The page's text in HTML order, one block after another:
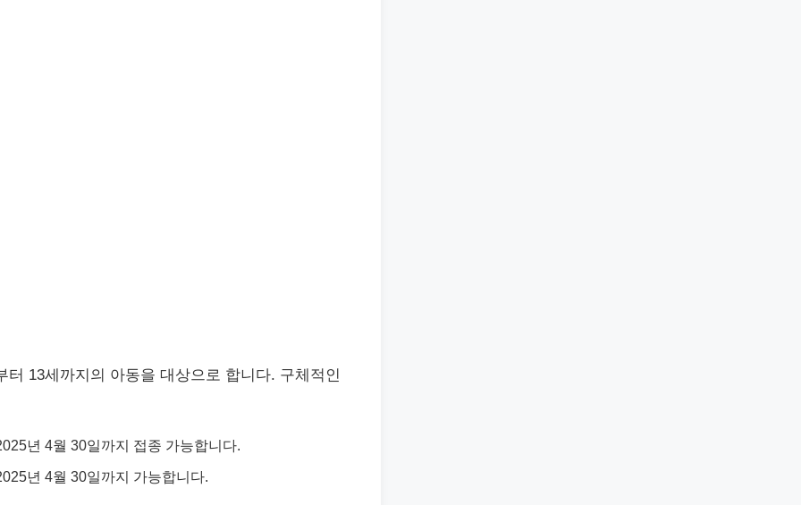
13세까지의 아동을 대상으로 합니다. 구체적인
년 4월 30일까지 접종 가능합니다.
년 4월 30일까지 가능합니다.